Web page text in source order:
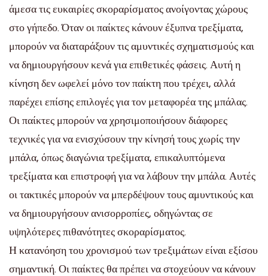
άμεσα τις ευκαιρίες σκοραρίσματος ανοίγοντας χώρους
στο γήπεδο. Όταν οι παίκτες κάνουν έξυπνα τρεξίματα,
μπορούν να διαταράξουν τις αμυντικές σχηματισμούς και
να δημιουργήσουν κενά για επιθετικές φάσεις. Αυτή η
κίνηση δεν ωφελεί μόνο τον παίκτη που τρέχει, αλλά
παρέχει επίσης επιλογές για τον μεταφορέα της μπάλας.
Οι παίκτες μπορούν να χρησιμοποιήσουν διάφορες
τεχνικές για να ενισχύσουν την κίνησή τους χωρίς την
μπάλα, όπως διαγώνια τρεξίματα, επικαλυπτόμενα
τρεξίματα και επιστροφή για να λάβουν την μπάλα. Αυτές
οι τακτικές μπορούν να μπερδέψουν τους αμυντικούς και
να δημιουργήσουν ανισορροπίες, οδηγώντας σε
υψηλότερες πιθανότητες σκοραρίσματος.
Η κατανόηση του χρονισμού των τρεξιμάτων είναι εξίσου
σημαντική. Οι παίκτες θα πρέπει να στοχεύουν να κάνουν